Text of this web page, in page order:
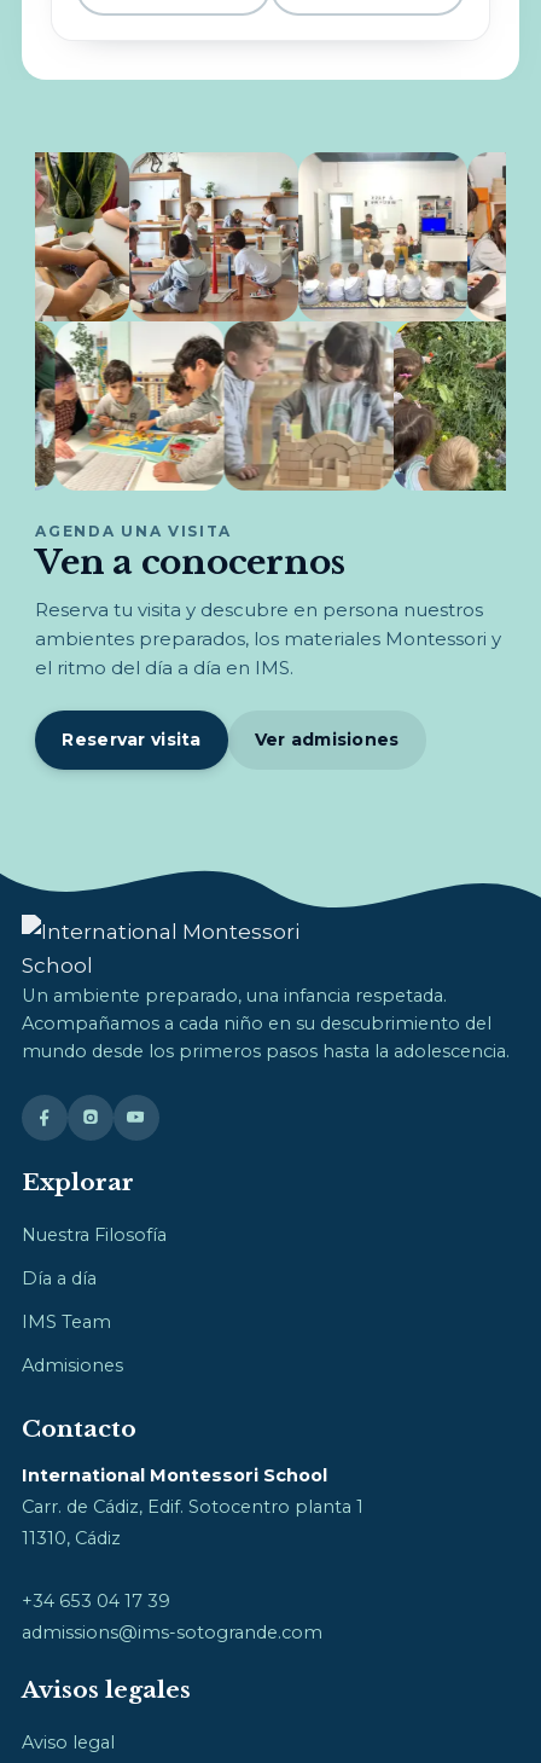
AGENDA UNA VISITA
Ven a conocernos
Reserva tu visita y descubre en persona nuestros
ambientes preparados, los materiales Montessori y
el ritmo del día a día en IMS.
Reservar visita Ver admisiones
Un ambiente preparado, una infancia respetada.
Acompañamos a cada niño en su descubrimiento del
mundo desde los primeros pasos hasta la adolescencia.
Explorar
Nuestra Filosofía
Día a día
IMS Team
Admisiones
Contacto
International Montessori School
Carr. de Cádiz, Edif. Sotocentro planta 1
11310, Cádiz
+34 653 04 17 39
admissions@ims-sotogrande.com
Avisos legales
Aviso legal